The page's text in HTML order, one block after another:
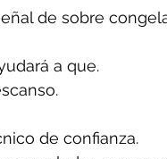
de sobre
a que.
de confianza.